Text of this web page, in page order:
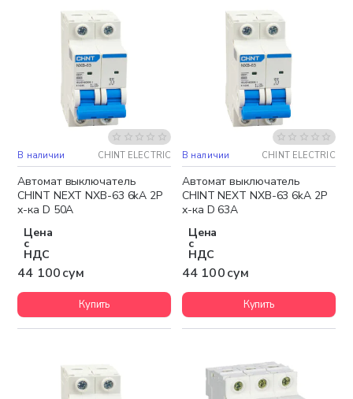
В наличии CHINT ELECTRIC
Автомат выключатель
CHINT NEXT NXB-63 6kA 2P
х-ка D 50A
Цена
с
НДС
44 100 сум
Купить
В наличии CHINT ELECTRIC
Автомат выключатель
CHINT NEXT NXB-63 6kA 2P
х-ка D 63A
Цена
с
НДС
44 100 сум
Купить